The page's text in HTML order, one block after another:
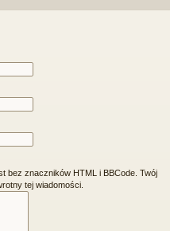
bez znaczników HTML i BBCode. Twój
tej wiadomości.